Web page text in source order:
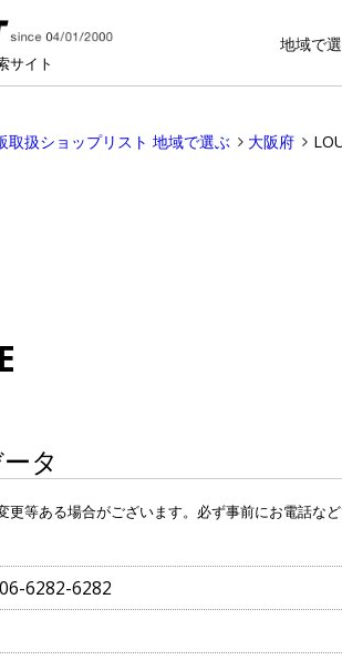
サイト
地域で
取扱ショップリスト 地域で選ぶ 大阪府
タ
更等ある場合がございます。必ず事前にお電話な
06-6282-6282